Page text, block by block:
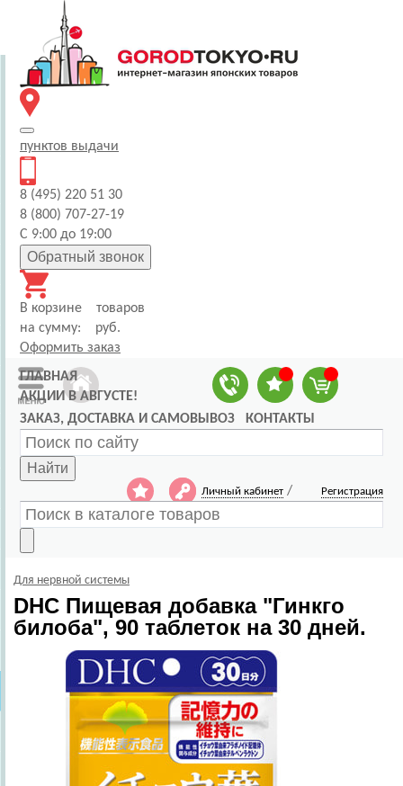
пунктов выдачи
8 (495) 220 51 30
8 (800) 707-27-19
С 9:00 до 19:00
Обратный звонок
В корзине
товаров
на сумму:
руб.
Оформить заказ
ГЛАВНАЯ
АКЦИИ В АВГУСТЕ!
ЗАКАЗ, ДОСТАВКА И САМОВЫВОЗ
КОНТАКТЫ
Найти
Личный кабинет / Регистрация
Для нервной системы
DHC Пищевая добавка "Гинкго
билоба", 90 таблеток на 30 дней.